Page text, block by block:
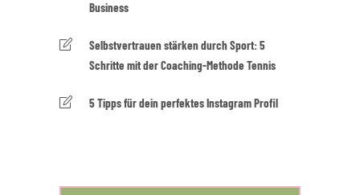
Business
Selbstvertrauen stärken durch Sport: 5
Schritte mit der Coaching-Methode Tennis
5 Tipps für dein perfektes Instagram Profil